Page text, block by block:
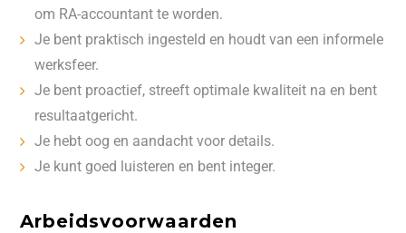
om RA-accountant te worden.
Je bent praktisch ingesteld en houdt van een informele
werksfeer.
Je bent proactief, streeft optimale kwaliteit na en bent
resultaatgericht.
Je hebt oog en aandacht voor details.
Je kunt goed luisteren en bent integer.
Arbeidsvoorwaarden